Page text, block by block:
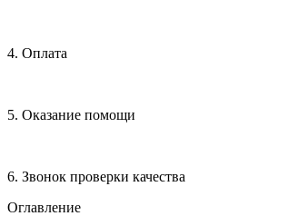
4. Оплата
5. Оказание помощи
6. Звонок проверки качества
Оглавление